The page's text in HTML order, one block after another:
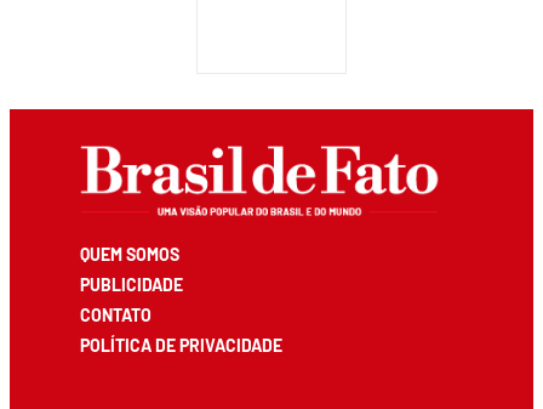
QUEM SOMOS
PUBLICIDADE
CONTATO
POLÍTICA DE PRIVACIDADE